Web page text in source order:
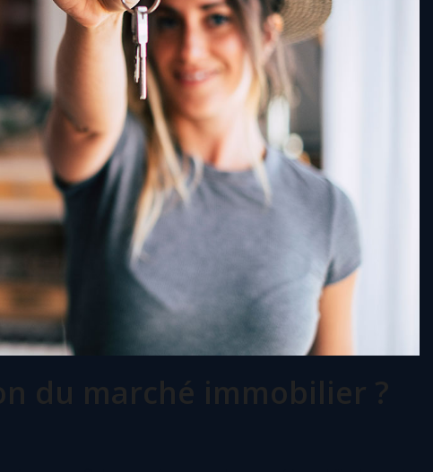
du marché immobilier ?